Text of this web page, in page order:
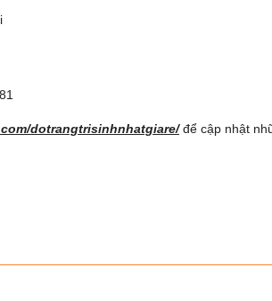
dotrangtrisinhnhatgiare/để cập nhật